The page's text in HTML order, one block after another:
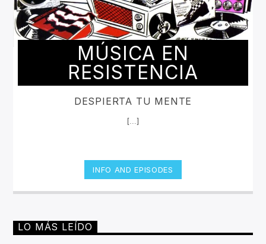
MÚSICA EN
RESISTENCIA
DESPIERTA TU MENTE
[...]
INFO AND EPISODES
LO MÁS LEÍDO